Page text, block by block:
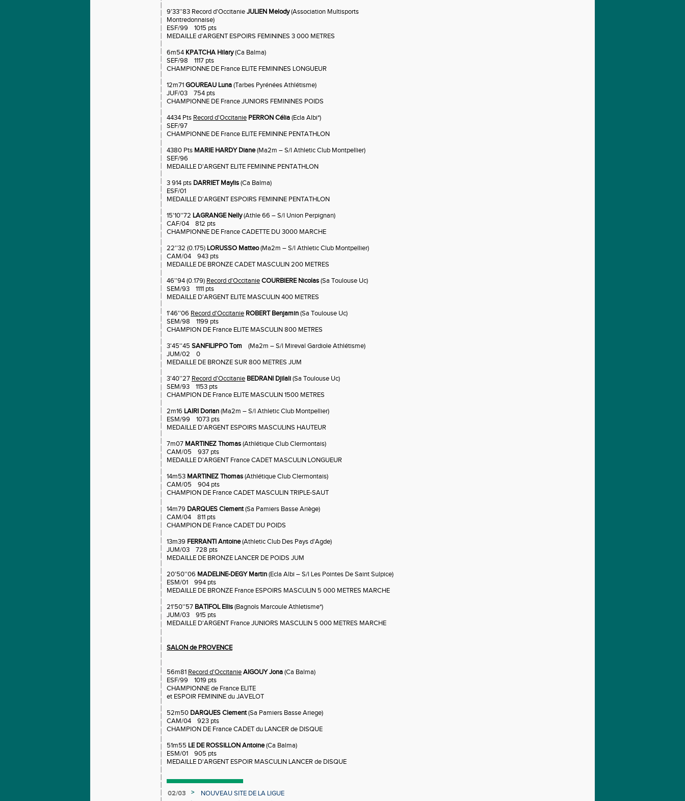
9'33''83 Record d'OccitanieJULIEN Melody(Association Multisports
Montredonnaise)
ESF/99 1015 pts
MEDAILLE d'ARGENT ESPOIRS FEMININES 3 000 METRES
6m54 KPATCHA Hilary(Ca Balma)
SEF/98 1117 pts
CHAMPIONNE DE France ELITE FEMININES LONGUEUR
12m71GOUREAU Luna(Tarbes Pyrénées Athlétisme)
JUF/03 754 pts
CHAMPIONNE DE France JUNIORS FEMININES POIDS
4434 Pts Record d'Occitanie PERRON Célia(Ecla Albi*)
SEF/97
CHAMPIONNE DE France ELITE FEMININE PENTATHLON
4380 Pts MARIE HARDY Diane(Ma2m – S/l Athletic Club Montpellier)
SEF/96
MEDAILLE D'ARGENT ELITE FEMININE PENTATHLON
3 914 pts DARRIET Maylis(Ca Balma)
ESF/01
MEDAILLE D'ARGENT ESPOIRS FEMININE PENTATHLON
15'10''72 LAGRANGE Nelly(Athle 66 – S/l Union Perpignan)
CAF/04 812 pts
CHAMPIONNE DE France CADETTE DU 3000 MARCHE
22''32 (0.175) LORUSSO Matteo(Ma2m – S/l Athletic Club Montpellier)
CAM/04 943 pts
MEDAILLE DE BRONZE CADET MASCULIN 200 METRES
46''94 (0.179) Record d'OccitanieCOURBIERE Nicolas(Sa Toulouse Uc)
SEM/93 1111 pts
MEDAILLE D'ARGENT ELITE MASCULIN 400 METRES
1'46''06 Record d'Occitanie ROBERT Benjamin(Sa Toulouse Uc)
SEM/98 1199 pts
CHAMPION DE France ELITE MASCULIN 800 METRES
3'45''45 SANFILIPPO Tom (Ma2m – S/l Mireval Gardiole Athlétisme)
JUM/02 0
MEDAILLE DE BRONZE SUR 800 METRES JUM
3'40''27 Record d'Occitanie BEDRANI Djilali(Sa Toulouse Uc)
SEM/93 1153 pts
CHAMPION DE France ELITE MASCULIN 1500 METRES
2m16 LAIRI Dorian(Ma2m – S/l Athletic Club Montpellier)
ESM/99 1073 pts
MEDAILLE D'ARGENT ESPOIRS MASCULINS HAUTEUR
7m07 MARTINEZ Thomas(Athlétique Club Clermontais)
CAM/05 937 pts
MEDAILLE D'ARGENT France CADET MASCULIN LONGUEUR
14m53 MARTINEZ Thomas(Athlétique Club Clermontais)
CAM/05 904 pts
CHAMPION DE France CADET MASCULIN TRIPLE-SAUT
14m79 DARQUES Clement(Sa Pamiers Basse Ariège)
CAM/04 811 pts
CHAMPION DE France CADET DU POIDS
13m39 FERRANTI Antoine(Athletic Club Des Pays d'Agde)
JUM/03 728 pts
MEDAILLE DE BRONZE LANCER DE POIDS JUM
20'50''06 MADELINE-DEGY Martin(Ecla Albi – S/l Les Pointes De Saint Sulpice)
ESM/01 994 pts
MEDAILLE DE BRONZE France ESPOIRS MASCULIN 5 000 METRES MARCHE
21'50''57 BATIFOL Ellis(Bagnols Marcoule Athletisme*)
JUM/03 915 pts
MEDAILLE D'ARGENT France JUNIORS MASCULIN 5 000 METRES MARCHE
SALON de PROVENCE
56m81 Record d'OccitanieAIGOUY Jona(Ca Balma)
ESF/99 1019 pts
CHAMPIONNE de France ELITE
et ESPOIR FEMININE du JAVELOT
52m50 DARQUES Clement(Sa Pamiers Basse Ariege)
CAM/04 923 pts
CHAMPION DE France CADET du LANCER de DISQUE
51m55 LE DE ROSSILLON Antoine(Ca Balma)
ESM/01 905 pts
MEDAILLE D'ARGENT ESPOIR MASCULIN LANCER de DISQUE
02/03 >
NOUVEAU SITE DE LA LIGUE